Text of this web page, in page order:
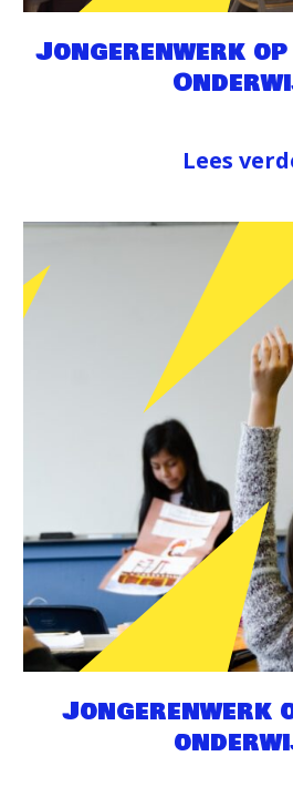
Jongerenwerk
Lees
Jongerenwerk